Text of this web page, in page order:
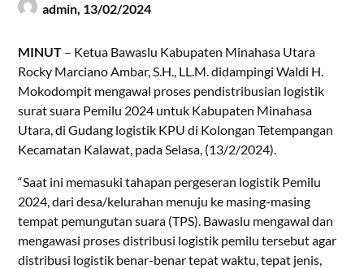
admin, 13/02/2024
MINUT – Ketua Bawaslu Kabupaten Minahasa Utara
Rocky Marciano Ambar, S.H., LL.M. didampingi Waldi H.
Mokodompit mengawal proses pendistribusian logistik
surat suara Pemilu 2024 untuk Kabupaten Minahasa
Utara, di Gudang logistik KPU di Kolongan Tetempangan
Kecamatan Kalawat, pada Selasa, (13/2/2024).
“Saat ini memasuki tahapan pergeseran logistik Pemilu
2024, dari desa/kelurahan menuju ke masing-masing
tempat pemungutan suara (TPS). Bawaslu mengawal dan
mengawasi proses distribusi logistik pemilu tersebut agar
distribusi logistik benar-benar tepat waktu, tepat jenis,